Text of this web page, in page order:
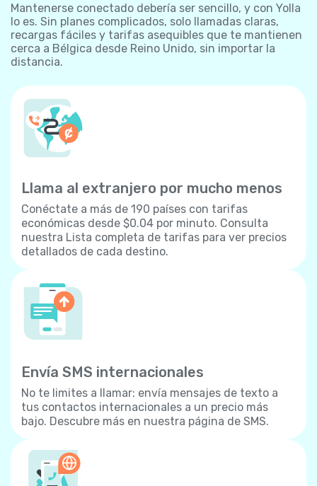
Mantenerse conectado debería ser sencillo, y con Yolla
lo es. Sin planes complicados, solo llamadas claras,
recargas fáciles y tarifas asequibles que te mantienen
cerca a Bélgica desde Reino Unido, sin importar la
distancia.
Llama al extranjero por mucho menos
Conéctate a más de 190 países con tarifas
económicas desde $0.04 por minuto. Consulta
nuestra Lista completa de tarifas para ver precios
detallados de cada destino.
Envía SMS internacionales
No te limites a llamar: envía mensajes de texto a
tus contactos internacionales a un precio más
bajo. Descubre más en nuestra página de SMS.